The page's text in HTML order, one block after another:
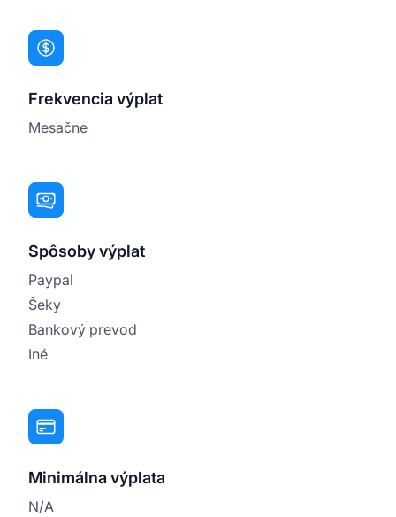
Frekvencia výplat
Mesačne
Spôsoby výplat
Paypal
Šeky
Bankový prevod
Iné
Minimálna výplata
N/A